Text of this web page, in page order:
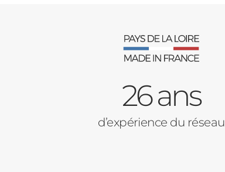
26 ans
d’expérience du réseau